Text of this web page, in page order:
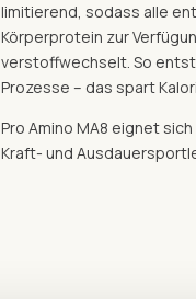
limitierend, sodass alle
Körperprotein zur
verstoffwechselt. So
Prozesse – das spart
Pro Amino MA8 eignet
Kraft- und